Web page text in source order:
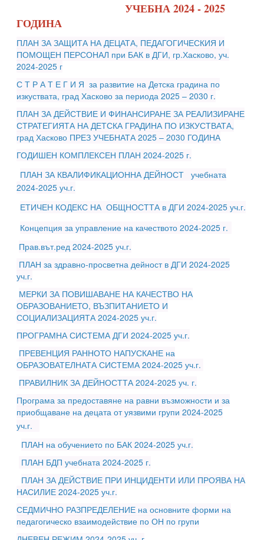
УЧЕБНА 2024 - 2025
ГОДИНА
ПЛАН ЗА ЗАЩИТА НА ДЕЦАТА, ПЕДАГОГИЧЕСКИЯ И
ПОМОЩЕН ПЕРСОНАЛ при БАК в ДГИ, гр.Хасково, уч.
2024-2025 г
С Т Р А Т Е Г И Я за развитие на Детска градина по
изкуствата, град Хасково за периода 2025 – 2030 г.
ПЛАН ЗА ДЕЙСТВИЕ И ФИНАНСИРАНЕ ЗА РЕАЛИЗИРАНЕ
СТРАТЕГИЯТА НА ДЕТСКА ГРАДИНА ПО ИЗКУСТВАТА,
град Хасково ПРЕЗ УЧЕБНАТА 2025 – 2030 ГОДИНА
ГОДИШЕН КОМПЛЕКСЕН ПЛАН 2024-2025 г.
ПЛАН ЗА КВАЛИФИКАЦИОННА ДЕЙНОСТ учебната
2024-2025 уч.г.
ЕТИЧЕН КОДЕКС НА ОБЩНОСТТА в ДГИ 2024-2025 уч.г.
Концепция за управление на качеството 2024-2025 г.
Прав.вът.ред 2024-2025 уч.г.
ПЛАН за здравно-просветна дейност в ДГИ 2024-2025
уч.г.
МЕРКИ ЗА ПОВИШАВАНЕ НА КАЧЕСТВО НА
ОБРАЗОВАНИЕТО, ВЪЗПИТАНИЕТО И
СОЦИАЛИЗАЦИЯТА 2024-2025 уч.г.
ПРОГРАМНА СИСТЕМА ДГИ 2024-2025 уч.г.
ПРЕВЕНЦИЯ РАННОТО НАПУСКАНЕ на
ОБРАЗОВАТЕЛНАТА СИСТЕМА 2024-2025 уч.г.
ПРАВИЛНИК ЗА ДЕЙНОСТТА 2024-2025 уч. г.
Програма за предоставяне на равни възможности и за
приобщаване на децата от уязвими групи 2024-2025
уч.г.
ПЛАН на обучението по БАК 2024-2025 уч.г.
ПЛАН БДП учебната 2024-2025 г.
ПЛАН ЗА ДЕЙСТВИЕ ПРИ ИНЦИДЕНТИ ИЛИ ПРОЯВА НА
НАСИЛИЕ 2024-2025 уч.г.
СЕДМИЧНО РАЗПРЕДЕЛЕНИЕ на основните форми на
педагогическо взаимодействие по ОН по групи